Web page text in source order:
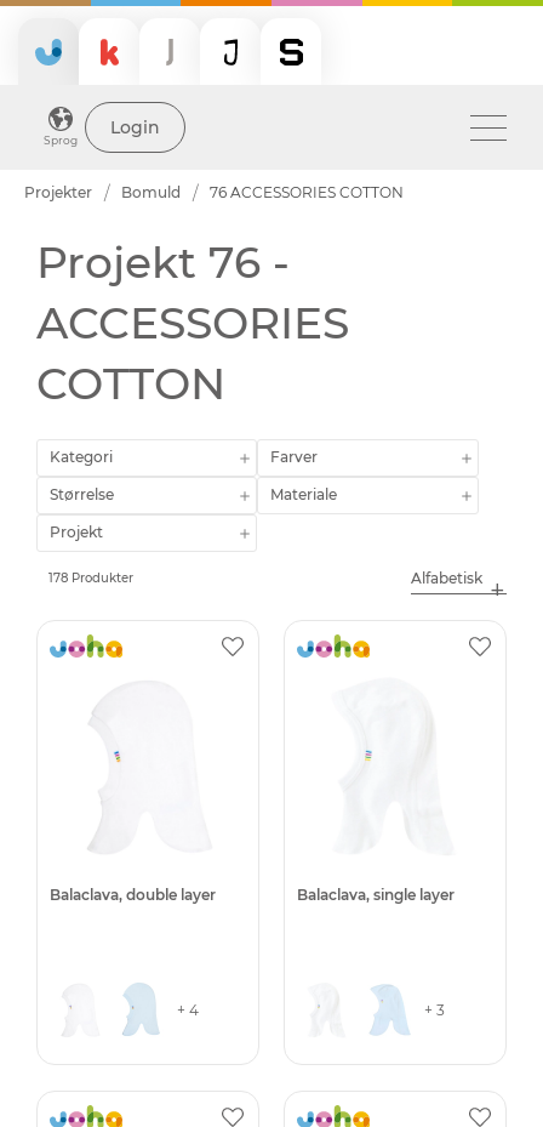
Sprog
Login
Projekter Bomuld 76 ACCESSORIES COTTON
Projekt 76 -
ACCESSORIES
COTTON
Kategori Farver
Størrelse Materiale
Projekt
178 Produkter
Balaclava, double layer
+ 4
Balaclava, single layer
+ 3